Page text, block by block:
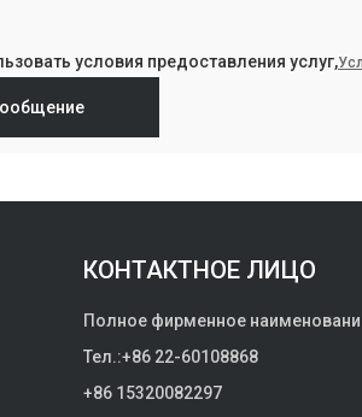
условия предоставления услуг,
КОНТАКТНОЕ ЛИЦО
Полное фирменное
Тел.:+86 22-60108868
+86 15320082297